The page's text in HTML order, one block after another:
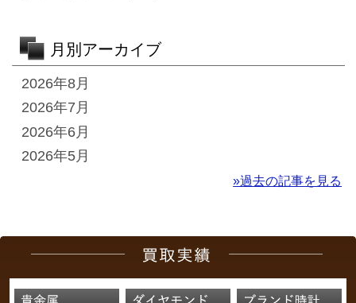
月別アーカイブ
2026年8月
2026年7月
2026年6月
2026年5月
»過去の記事を見る